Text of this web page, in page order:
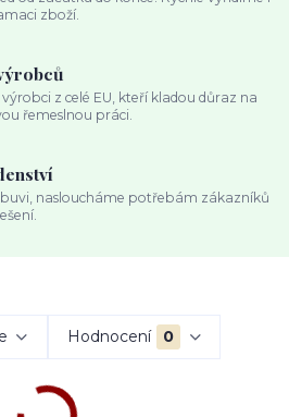
zboží.
z celé EU, kteří kladou důraz na
řemeslnou práci.
nasloucháme potřebám zákazníků
Hodnocení 0